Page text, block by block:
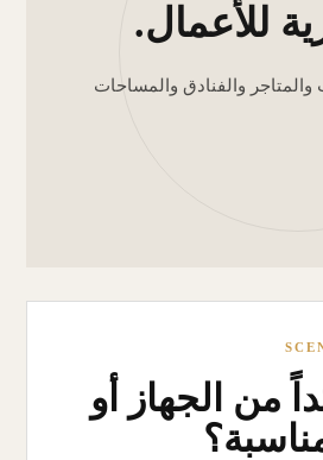
للأعمال.
والمتاجر والفنادق والمساحات
من الجهاز أو